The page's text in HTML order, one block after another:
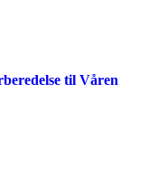
til Våren